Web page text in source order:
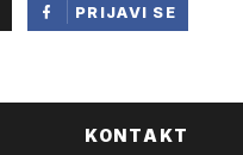
PRIJAVI SE
KONTAKT